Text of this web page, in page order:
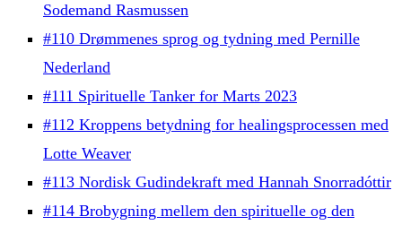
Sodemand Rasmussen
#110 Drømmenes sprog og tydning med Pernille
Nederland
#111 Spirituelle Tanker for Marts 2023
#112 Kroppens betydning for healingsprocessen med
Lotte Weaver
#113 Nordisk Gudindekraft med Hannah Snorradóttir
#114 Brobygning mellem den spirituelle og den